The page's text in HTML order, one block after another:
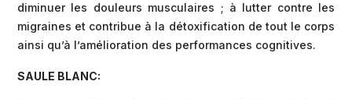
diminuer les douleurs musculaires ; à lutter contre les
migraines et contribue à la détoxification de tout le corps
ainsi qu’à l’amélioration des performances cognitives.
SAULE BLANC: